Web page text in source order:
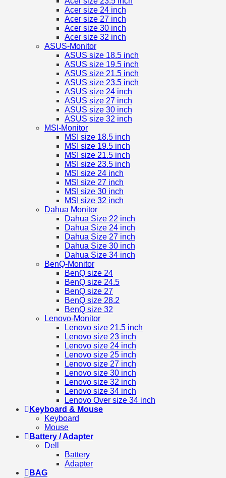
Acer size 24 inch
Acer size 27 inch
Acer size 30 inch
Acer size 32 inch
ASUS-Monitor
ASUS size 18.5 inch
ASUS size 19.5 inch
ASUS size 21.5 inch
ASUS size 23.5 inch
ASUS size 24 inch
ASUS size 27 inch
ASUS size 30 inch
ASUS size 32 inch
MSI-Monitor
MSI size 18.5 inch
MSI size 19.5 inch
MSI size 21.5 inch
MSI size 23.5 inch
MSI size 24 inch
MSI size 27 inch
MSI size 30 inch
MSI size 32 inch
Dahua Monitor
Dahua Size 22 inch
Dahua Size 24 inch
Dahua Size 27 inch
Dahua Size 30 inch
Dahua Size 34 inch
BenQ-Monitor
BenQ size 24
BenQ size 24.5
BenQ size 27
BenQ size 28.2
BenQ size 32
Lenovo-Monitor
Lenovo size 21.5 inch
Lenovo size 23 inch
Lenovo size 24 inch
Lenovo size 25 inch
Lenovo size 27 inch
Lenovo size 30 inch
Lenovo size 32 inch
Lenovo size 34 inch
Lenovo Over size 34 inch
Keyboard & Mouse
Keyboard
Mouse
Battery / Adapter
Dell
Battery
Adapter
BAG